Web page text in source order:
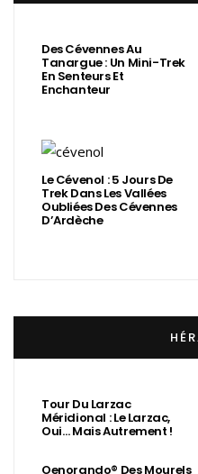
Des Cévennes Au
Tanargue : Un Mini-Trek
En Senteurs Et
Enchanteur
Le Cévenol : 5 Jours De
Trek Dans Les Vallées
Oubliées Des Cévennes
D’Ardèche
Tour Du Larzac
Méridional : Le Larzac,
Oui… Mais Autrement !
Oenorando® Des Mourels